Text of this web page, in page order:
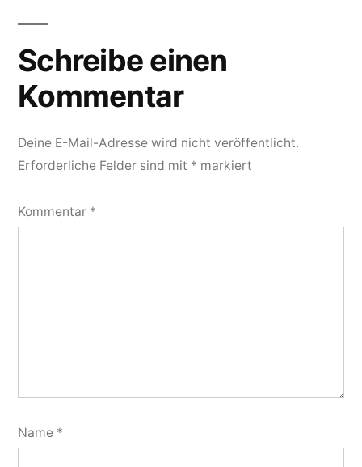
Schreibe einen
Kommentar
Deine E-Mail-Adresse wird nicht veröffentlicht.
Erforderliche Felder sind mit * markiert
Kommentar *
Name *